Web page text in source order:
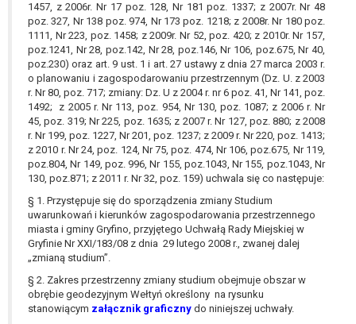
1457, z 2006r. Nr 17 poz. 128, Nr 181 poz. 1337; z 2007r. Nr 48
poz. 327, Nr 138 poz. 974, Nr 173 poz. 1218; z 2008r. Nr 180 poz.
1111, Nr 223, poz. 1458; z 2009r. Nr 52, poz. 420; z 2010r. Nr 157,
poz.1241, Nr 28, poz.142, Nr 28, poz.146, Nr 106, poz.675, Nr 40,
poz.230) oraz art. 9 ust. 1 i art. 27 ustawy z dnia 27 marca 2003 r.
o planowaniu i zagospodarowaniu przestrzennym (Dz. U. z 2003
r. Nr 80, poz. 717; zmiany: Dz. U z 2004 r. nr 6 poz. 41, Nr 141, poz.
1492; z 2005 r. Nr 113, poz. 954, Nr 130, poz. 1087; z 2006 r. Nr
45, poz. 319; Nr 225, poz. 1635; z 2007 r. Nr 127, poz. 880; z 2008
r. Nr 199, poz. 1227, Nr 201, poz. 1237; z 2009 r. Nr 220, poz. 1413;
z 2010 r. Nr 24, poz. 124, Nr 75, poz. 474, Nr 106, poz.675, Nr 119,
poz.804, Nr 149, poz. 996, Nr 155, poz.1043, Nr 155, poz.1043, Nr
130, poz.871; z 2011 r. Nr 32, poz. 159) uchwala się co następuje:
§ 1. Przystępuje się do sporządzenia zmiany Studium
uwarunkowań i kierunków zagospodarowania przestrzennego
miasta i gminy Gryfino, przyjętego Uchwałą Rady Miejskiej w
Gryfinie Nr XXI/183/08 z dnia 29 lutego 2008 r., zwanej dalej
„zmianą studium”.
§ 2. Zakres przestrzenny zmiany studium obejmuje obszar w
obrębie geodezyjnym Wełtyń określony na rysunku
stanowiącym załącznik graficzny do niniejszej uchwały.
szczególną sytuacją. W razie wniesienia
sprzeciwu, administrator nie może już
przetwarzać tych danych osobowych, chyba
że wykaże on istnienie ważnych prawnie
uzasadnionych podstaw do przetwarzania,
nadrzędnych wobec interesów, praw i
wolności osoby, której dane dotyczą, lub
podstaw do ustalenia, dochodzenia lub
obrony roszczeń.
osobowych odbywa się na podstawie zgody osoby
na przetwarzanie danych osobowych (art. 6 ust. 1
lit a RODO), przysługuje Pani/Panu prawo do
cofnięcia tej zgody w dowolnym momencie.
Cofnięcie to nie ma wpływu na zgodność
przetwarzania, którego dokonano na podstawie
zgody przed jej cofnięciem.